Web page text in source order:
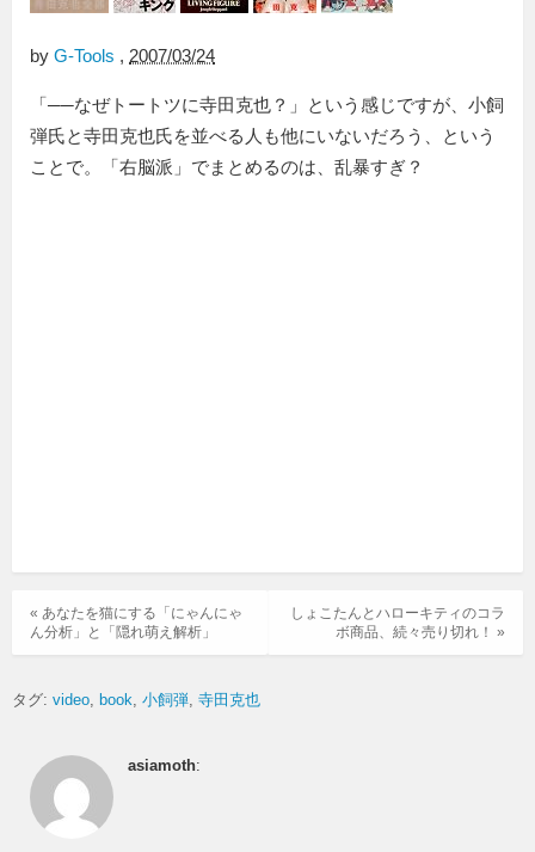
by G-Tools , 2007/03/24
「──なぜトートツに寺田克也？」という感じですが、小飼
弾氏と寺田克也氏を並べる人も他にいないだろう、という
ことで。「右脳派」でまとめるのは、乱暴すぎ？
しょこたんとハローキティのコラ
ボ商品、続々売り切れ！ »
« あなたを猫にする「にゃんにゃ
ん分析」と「隠れ萌え解析」
タグ: video book 小飼弾 寺田克也
asiamoth: